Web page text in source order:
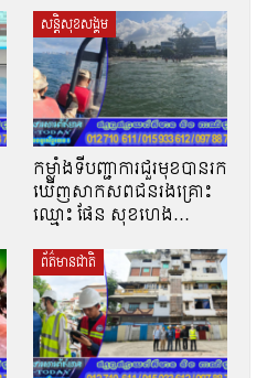
សន្តិសុខសង្គម
កម្លាំងទីបញ្ជាការជួរមុខបានរក
ឃើញសាកសពជនរងគ្រោះ
ឈ្មោះ ផែន សុខហេង…
ព័ត៌មានជាតិ